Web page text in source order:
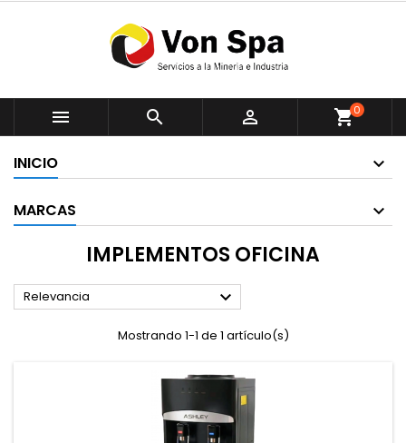
   shopping_cart0
INICIO
MARCAS
IMPLEMENTOS OFICINA
Relevancia 
Mostrando 1-1 de 1 artículo(s)